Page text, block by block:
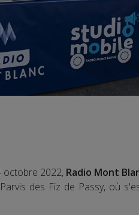
octobre 2022, Radio Mont
des Fiz de Passy, où